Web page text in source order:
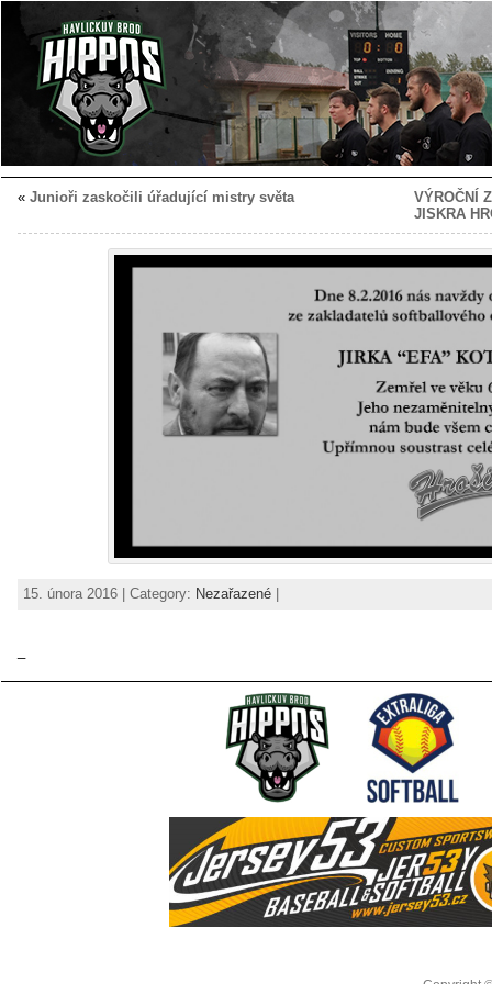
« Junioři zaskočili úřadující mistry světa
VÝROČNÍ
JISKRA
15. února 2016 | Category: Nezařazené |